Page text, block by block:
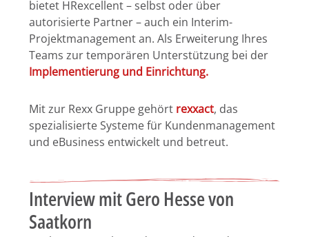
bietet HRexcellent – selbst oder über
autorisierte Partner – auch ein Interim-
Projektmanagement an. Als Erweiterung Ihres
Teams zur temporären Unterstützung bei der
Implementierung und Einrichtung.
Mit zur Rexx Gruppe gehört rexxact, das
spezialisierte Systeme für Kundenmanagement
und eBusiness entwickelt und betreut.
Interview mit Gero Hesse von
Saatkorn